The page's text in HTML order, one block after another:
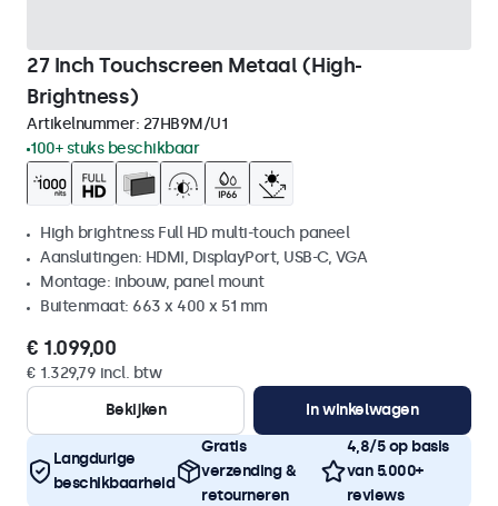
27 Inch Touchscreen Metaal (High-
Brightness)
Artikelnummer: 27HB9M/U1
100+ stuks beschikbaar
High brightness Full HD multi-touch paneel
Aansluitingen: HDMI, DisplayPort, USB-C, VGA
Montage: inbouw, panel mount
Buitenmaat: 663 x 400 x 51 mm
€ 1.099,00
€ 1.329,79 incl. btw
Bekijken
In winkelwagen
Langdurige
beschikbaarheid
Gratis
verzending &
retourneren
4,8/5 op basis
van 5.000+
reviews